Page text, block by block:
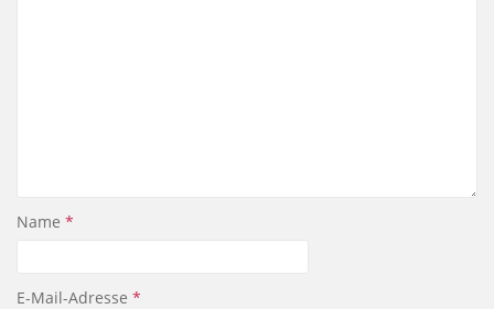
Name *
E-Mail-Adresse *